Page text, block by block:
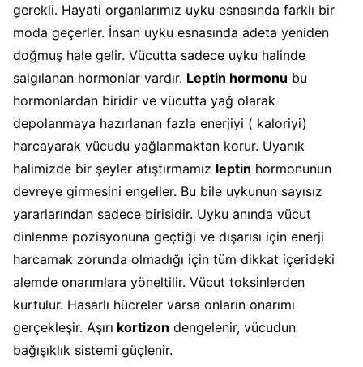
gerekli. Hayati organlarımız uyku esnasında farklı bir
moda geçerler. İnsan uyku esnasında adeta yeniden
doğmuş hale gelir. Vücutta sadece uyku halinde
salgılanan hormonlar vardır. Leptin hormonu bu
hormonlardan biridir ve vücutta yağ olarak
depolanmaya hazırlanan fazla enerjiyi ( kaloriyi)
harcayarak vücudu yağlanmaktan korur. Uyanık
halimizde bir şeyler atıştırmamız leptin hormonunun
devreye girmesini engeller. Bu bile uykunun sayısız
yararlarından sadece birisidir. Uyku anında vücut
dinlenme pozisyonuna geçtiği ve dışarısı için enerji
harcamak zorunda olmadığı için tüm dikkat içerideki
alemde onarımlara yöneltilir. Vücut toksinlerden
kurtulur. Hasarlı hücreler varsa onların onarımı
gerçekleşir. Aşırı kortizon dengelenir, vücudun
bağışıklık sistemi güçlenir.